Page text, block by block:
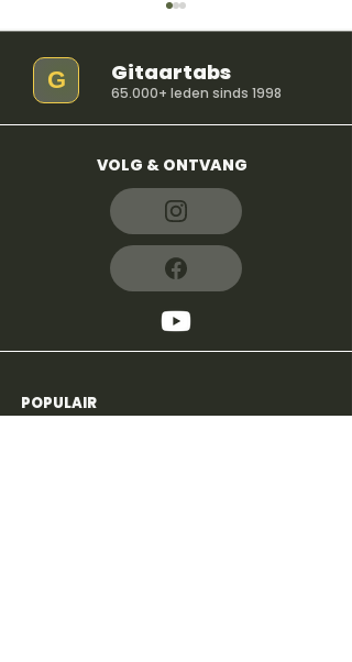
So Easy (To Fall In
Love) - Olivia Dean
G Gitaartabs
65.000+ leden sinds 1998
VOLG & ONTVANG
4,8600+reviews
POPULAIR